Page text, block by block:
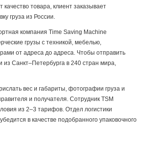
качество товара, клиент заказывает
груза из России.
компания Time Saving Machine
грузы с техникой, мебелью,
от адреса до адреса. Чтобы отправить
из Санкт–Петербурга в 240 стран мира,
вес и габариты, фотографии груза и
и получателя. Сотрудник TSM
из 2–3 тарифов. Отдел логистики
в качестве подобранного упаковочного